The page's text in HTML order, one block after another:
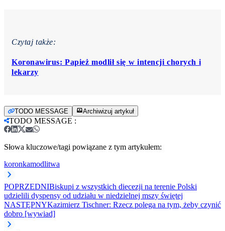
Czytaj także:
Koronawirus: Papież modlił się w intencji chorych i
lekarzy
TODO MESSAGE Archiwizuj artykuł
TODO MESSAGE :
Słowa kluczowe/tagi powiązane z tym artykułem:
koronkamodlitwa
POPRZEDNIBiskupi z wszystkich diecezji na terenie Polski
udzielili dyspensy od udziału w niedzielnej mszy świętej
NASTĘPNYKazimierz Tischner: Rzecz polega na tym, żeby czynić
dobro [wywiad]